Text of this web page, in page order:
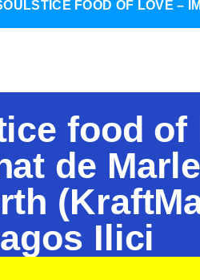
FOOD OF LOVE –
food of
de
Ilici